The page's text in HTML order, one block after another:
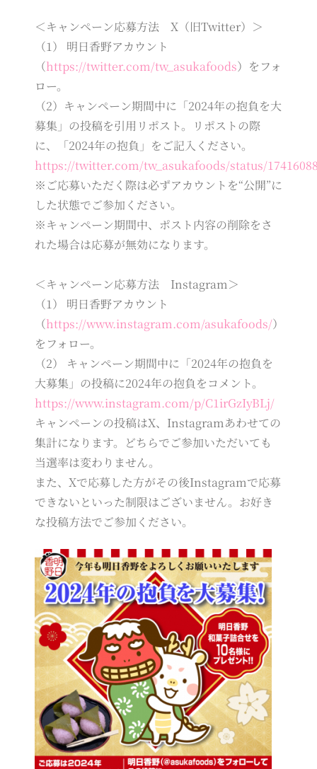
＜キャンペーン応募方法 X（旧Twitter）＞
（1） 明日香野アカウント
（https://twitter.com/tw_asukafoods）をフォ
ロー。
（2）キャンペーン期間中に「2024年の抱負を大
募集」の投稿を引用リポスト。リポストの際
に、「2024年の抱負」をご記入ください。
https://twitter.com/tw_asukafoods/status/
※ご応募いただく際は必ずアカウントを“公開”に
した状態でご参加ください。
※キャンペーン期間中、ポスト内容の削除をさ
れた場合は応募が無効になります。
＜キャンペーン応募方法 Instagram＞
（1） 明日香野アカウント
（https://www.instagram.com/asukafoods/）
をフォロー。
（2） キャンペーン期間中に「2024年の抱負を
大募集」の投稿に2024年の抱負をコメント。
https://www.instagram.com/p/C1irGzIyBLj/
キャンペーンの投稿はX、Instagramあわせての
集計になります。どちらでご参加いただいても
当選率は変わりません。
また、Xで応募した方がその後Instagramで応募
できないといった制限はございません。お好き
な投稿方法でご参加ください。